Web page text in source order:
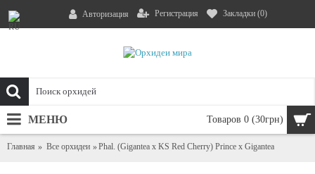
Авторизация Регистрация Закладки (0)
Товаров 0 (30грн)
МЕНЮ
Главная Все орхидеи Phal. (Gigantea x KS Red Cherry) Prince x Gigantea